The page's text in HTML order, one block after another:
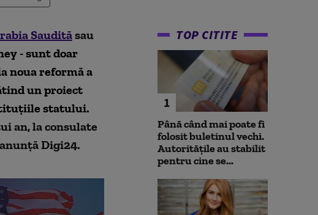
Saudităsau
- sunt doar
noua reformă a
un proiect
statului.
an, la consulate
Digi24.
TOP CITITE
1
Până când mai poate fi
folosit buletinul vechi.
Autoritățile au stabilit
pentru cine se...